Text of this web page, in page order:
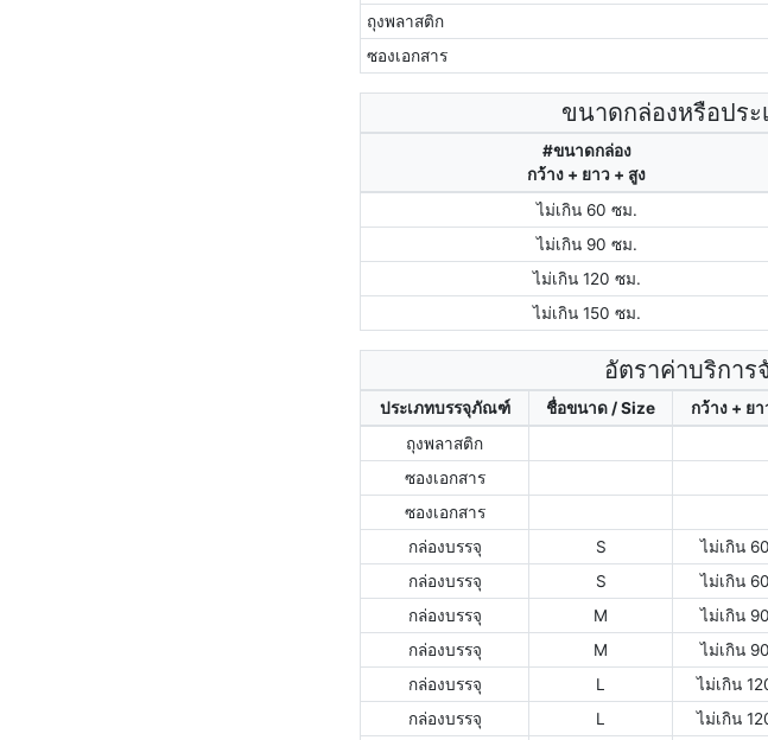
ถุงพลาสติก
ซองเอกสาร
ขนาดกล่องหรือประ
#ขนาดกล่อง
กว้าง + ยาว + สูง
ไม่เกิน 60 ซม.
ไม่เกิน 90 ซม.
ไม่เกิน 120 ซม.
ไม่เกิน 150 ซม.
อัตราค่าบริการ
ประเภทบรรจุภัณฑ์ ชื่อขนาด / Size กว้าง + ยา
ถุงพลาสติก
ซองเอกสาร
ซองเอกสาร
กล่องบรรจุ
S ไม่เกิน
กล่องบรรจุ
S ไม่เกิน
กล่องบรรจุ
M ไม่เกิน
กล่องบรรจุ
M ไม่เกิน
กล่องบรรจุ
L ไม่เกิน
กล่องบรรจุ
L ไม่เกิน